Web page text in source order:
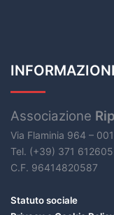
INFORMAZIONI
Associazione
Via Flaminia 964 –
Tel. (+39) 371
C.F. 96414820587
Statuto sociale